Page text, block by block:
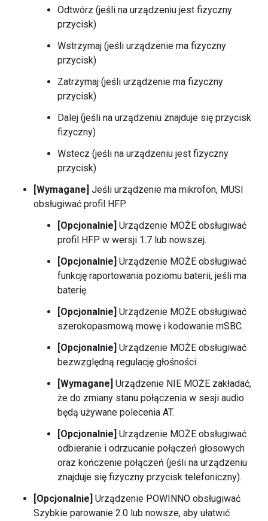
Odtwórz (jeśli na urządzeniu jest fizyczny
przycisk)
Wstrzymaj (jeśli urządzenie ma fizyczny
przycisk)
Zatrzymaj (jeśli urządzenie ma fizyczny
przycisk)
Dalej (jeśli na urządzeniu znajduje się przycisk
fizyczny)
Wstecz (jeśli na urządzeniu jest fizyczny
przycisk)
[Wymagane] Jeśli urządzenie ma mikrofon, MUSI
obsługiwać profil HFP.
[Opcjonalnie] Urządzenie MOŻE obsługiwać
profil HFP w wersji 1.7 lub nowszej.
[Opcjonalnie] Urządzenie MOŻE obsługiwać
funkcję raportowania poziomu baterii, jeśli ma
baterię.
[Opcjonalnie] Urządzenie MOŻE obsługiwać
szerokopasmową mowę i kodowanie mSBC.
[Opcjonalnie] Urządzenie MOŻE obsługiwać
bezwzględną regulację głośności.
[Wymagane] Urządzenie NIE MOŻE zakładać,
że do zmiany stanu połączenia w sesji audio
będą używane polecenia AT.
[Opcjonalnie] Urządzenie MOŻE obsługiwać
odbieranie i odrzucanie połączeń głosowych
oraz kończenie połączeń (jeśli na urządzeniu
znajduje się fizyczny przycisk telefoniczny).
[Opcjonalnie] Urządzenie POWINNO obsługiwać
Szybkie parowanie 2.0 lub nowsze, aby ułatwić